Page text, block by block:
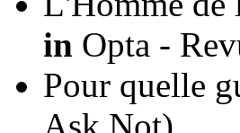
in Opta -
Pour quelle